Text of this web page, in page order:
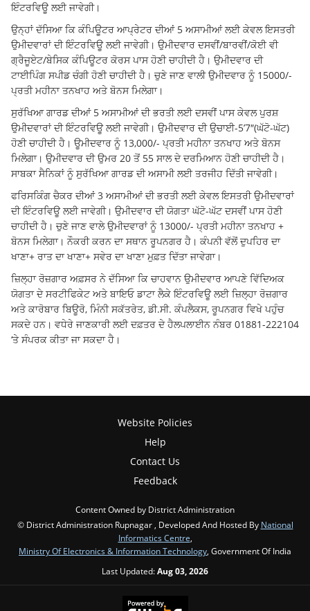
ਇੰਟਰਵਿਊ ਲਈ ਜਾਵੇਗੀ।
ਉਨ੍ਹਾਂ ਦੱਸਿਆ ਕਿ ਕੰਪਿਊਟਰ ਆਪ੍ਰੇਟਰ ਦੀਆਂ 5 ਅਸਾਮੀਆਂ ਲਈ ਕੇਵਲ ਇਸਤਰੀ
ਉਮੀਦਵਾਰਾਂ ਦੀ ਇੰਟਰਵਿਊ ਲਈ ਜਾਵੇਗੀ। ਉਮੀਦਵਾਰ ਦਸਵੀਂ/ਬਾਰਵੀਂ/ਕੋਈ ਵੀ
ਗ੍ਰੈਜੂਏਟ/ਬੇਸਿਕ ਕੰਪਿਊਟਰ ਕੋਰਸ ਪਾਸ ਹੋਣੀ ਚਾਹੀਦੀ ਹੈ। ਉਮੀਦਵਾਰ ਦੀ
ਟਾਈਪਿੰਗ ਸਪੀਡ ਚੰਗੀ ਹੋਣੀ ਚਾਹੀਦੀ ਹੈ। ਚੁਣੇ ਜਾਣ ਵਾਲੀ ਉਮੀਦਵਾਰ ਨੂੰ 15000/-
ਪ੍ਰਤੀ ਮਹੀਨਾ ਤਨਖਾਹ ਅਤੇ ਬੋਨਸ ਮਿਲੇਗਾ।
ਸੁਰੱਖਿਆ ਗਾਰਡ ਦੀਆਂ 5 ਅਸਾਮੀਆਂ ਦੀ ਭਰਤੀ ਲਈ ਦਸਵੀਂ ਪਾਸ ਕੇਵਲ ਪੁਰਸ਼
ਉਮੀਦਵਾਰਾਂ ਦੀ ਇੰਟਰਵਿਊ ਲਈ ਜਾਵੇਗੀ। ਉਮੀਦਵਾਰ ਦੀ ਉਚਾਈ-5’7″(ਘੱਟੋ-ਘੱਟ)
ਹੋਣੀ ਚਾਹੀਦੀ ਹੈ। ਊਮੀਦਵਾਰ ਨੂੰ 13,000/- ਪ੍ਰਤੀ ਮਹੀਨਾ ਤਨਖਾਹ ਅਤੇ ਬੋਨਸ
ਮਿਲੇਗਾ। ਉਮੀਦਵਾਰ ਦੀ ਉਮਰ 20 ਤੋਂ 55 ਸਾਲ ਦੇ ਦਰਮਿਆਨ ਹੋਣੀ ਚਾਹੀਦੀ ਹੈ।
ਸਾਬਕਾ ਸੈਨਿਕਾਂ ਨੂੰ ਸੁਰੱਖਿਆ ਗਾਰਡ ਦੀ ਅਸਾਮੀ ਲਈ ਤਰਜੀਹ ਦਿੱਤੀ ਜਾਵੇਗੀ।
ਫਰਿਸਕਿੰਗ ਚੈਕਰ ਦੀਆਂ 3 ਅਸਾਮੀਆਂ ਦੀ ਭਰਤੀ ਲਈ ਕੇਵਲ ਇਸਤਰੀ ਉਮੀਦਵਾਰਾਂ
ਦੀ ਇੰਟਰਵਿਊ ਲਈ ਜਾਵੇਗੀ। ਉਮੀਦਵਾਰ ਦੀ ਯੋਗਤਾ ਘੱਟੋ-ਘੱਟ ਦਸਵੀਂ ਪਾਸ ਹੋਣੀ
ਚਾਹੀਦੀ ਹੈ। ਚੁਣੇ ਜਾਣ ਵਾਲੇ ਉਮੀਦਵਾਰਾਂ ਨੂੰ 13000/- ਪ੍ਰਤੀ ਮਹੀਨਾ ਤਨਖਾਹ +
ਬੋਨਸ ਮਿਲੇਗਾ। ਨੌਕਰੀ ਕਰਨ ਦਾ ਸਥਾਨ ਰੂਪਨਗਰ ਹੈ। ਕੰਪਨੀ ਵੱਲੋਂ ਦੁਪਹਿਰ ਦਾ
ਖਾਣਾ+ ਰਾਤ ਦਾ ਖਾਣਾ+ ਸਵੇਰ ਦਾ ਖਾਣਾ ਮੁਫ਼ਤ ਦਿੱਤਾ ਜਾਵੇਗਾ।
ਜ਼ਿਲ੍ਹਾ ਰੋਜ਼ਗਾਰ ਅਫ਼ਸਰ ਨੇ ਦੱਸਿਆ ਕਿ ਚਾਹਵਾਨ ਉਮੀਦਵਾਰ ਆਪਣੇ ਵਿੱਦਿਅਕ
ਯੋਗਤਾ ਦੇ ਸਰਟੀਫਿਕੇਟ ਅਤੇ ਬਾਇਓ ਡਾਟਾ ਲੈਕੇ ਇੰਟਰਵਿਊ ਲਈ ਜ਼ਿਲ੍ਹਾ ਰੋਜ਼ਗਾਰ
ਅਤੇ ਕਾਰੋਬਾਰ ਬਿਊਰੋ, ਮਿੰਨੀ ਸਕੱਤਰੇਤ, ਡੀ.ਸੀ. ਕੰਪਲੈਕਸ, ਰੂਪਨਗਰ ਵਿਖੇ ਪਹੁੰਚ
ਸਕਦੇ ਹਨ। ਵਧੇਰੇ ਜਾਣਕਾਰੀ ਲਈ ਦਫ਼ਤਰ ਦੇ ਹੈਲਪਲਾਈਨ ਨੰਬਰ 01881-222104
‘ਤੇ ਸੰਪਰਕ ਕੀਤਾ ਜਾ ਸਕਦਾ ਹੈ।
Website Policies
Help
Contact Us
Feedback
Content Owned by District Administration
© District Administration Rupnagar , Developed And Hosted By National
Informatics Centre,
Ministry Of Electronics & Information Technology, Government Of India
Last Updated:Aug 03, 2026